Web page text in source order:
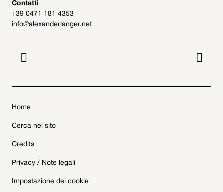
Contatti
+39 0471 181 4353
info@alexanderlanger.net
 
Home
Cerca nel sito
Credits
Privacy / Note legali
Impostazione dei cookie